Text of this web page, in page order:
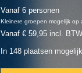
Vanaf 6 personen
Kleinere groepen mogelijk op
Vanaf € 59,95 incl.
In 148 plaatsen mogelijk